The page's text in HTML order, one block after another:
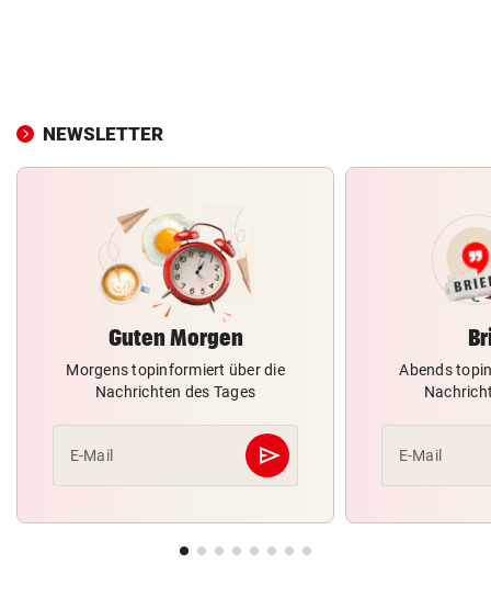
NEWSLETTER
Guten Morgen
Morgens topinformiert über die
Nachrichten des Tages
E-Mail send
Abschicken
Abends
E-Mail